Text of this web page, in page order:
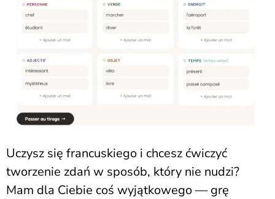
Uczysz się francuskiego i chcesz ćwiczyć
tworzenie zdań w sposób, który nie nudzi?
Mam dla Ciebie coś wyjątkowego — grę